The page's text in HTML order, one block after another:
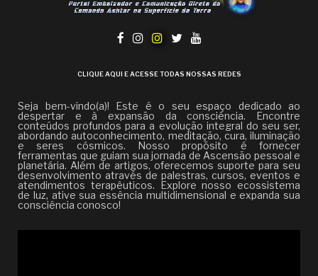
CLIQUE AQUI E ACESSE TODAS NOSSAS REDES
Seja bem-vindo(a)! Este é o seu espaço dedicado ao
despertar e à expansão da consciência. Encontre
conteúdos profundos para a evolução integral do seu ser,
abordando autoconhecimento, meditação, cura, iluminação
e seres cósmicos. Nosso propósito é fornecer
ferramentas que guiam sua jornada de Ascensão pessoal e
planetária. Além de artigos, oferecemos suporte para seu
desenvolvimento através de palestras, cursos, eventos e
atendimentos terapêuticos. Explore nosso ecossistema
de luz, ative sua essência multidimensional e expanda sua
consciência conosco!